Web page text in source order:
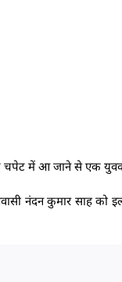
के चपेट में आ जाने से एक
नंदन कुमार साह को